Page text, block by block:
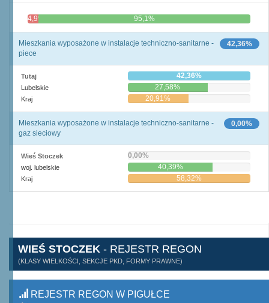
4,9% 95,1%
42,36%
Mieszkania wyposażone w instalacje techniczno-sanitarne -
piece
Tutaj 42,36%
Lubelskie 27,58%
Kraj 20,91%
0,00%
Mieszkania wyposażone w instalacje techniczno-sanitarne -
gaz sieciowy
Wieś Stoczek 0,00%
woj. lubelskie 40,39%
Kraj 58,32%
WIEŚ STOCZEK - REJESTR REGON
(KLASY WIELKOŚCI, SEKCJE PKD, FORMY PRAWNE)
REJESTR REGON W PIGUŁCE